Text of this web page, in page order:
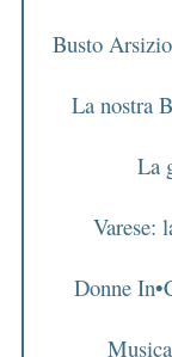
Busto
La nostra
La
Varese:
Donne